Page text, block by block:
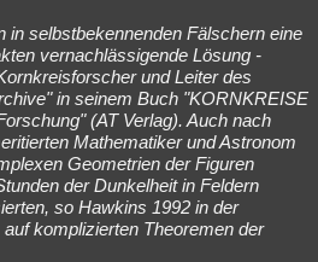
in selbstbekennenden Fälschern eine
vernachlässigende Lösung -
und Leiter des
in seinem Buch "KORNKREISE
(AT Verlag). Auch nach
Mathematiker und Astronom
Geometrien der Figuren
der Dunkelheit in Feldern
so Hawkins 1992 in der
komplizierten Theoremen der